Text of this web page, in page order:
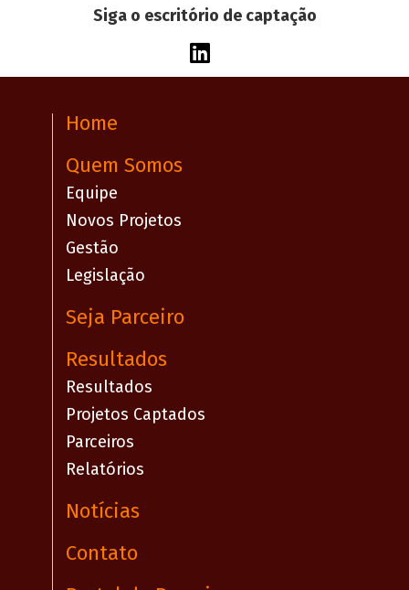
Siga o escritório de captação
Home
Quem Somos
Equipe
Novos Projetos
Gestão
Legislação
Seja Parceiro
Resultados
Resultados
Projetos Captados
Parceiros
Relatórios
Notícias
Contato